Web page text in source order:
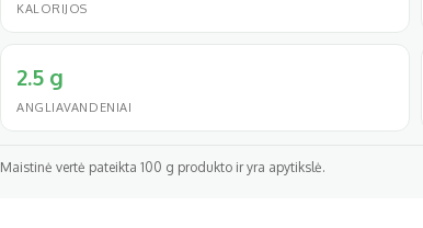
KALORIJOS
2.5 g
ANGLIAVANDENIAI
Maistinė vertė pateikta 100 g produkto ir yra apytikslė.